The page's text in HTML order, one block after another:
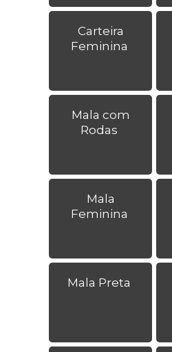
Carteira
Feminina
Mala com
Rodas
Mala
Feminina
Mala Preta